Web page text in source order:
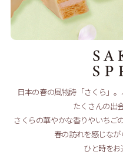
日本の春の風物詩「さくら」。
たくさんの出
さくらの華やかな香りやいちご
春の訪れを感じな
ひと時をお